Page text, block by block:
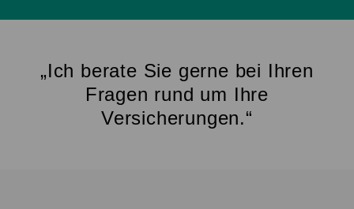
„Ich berate Sie gerne bei Ihren
Fragen rund um Ihre
Versicherungen.“